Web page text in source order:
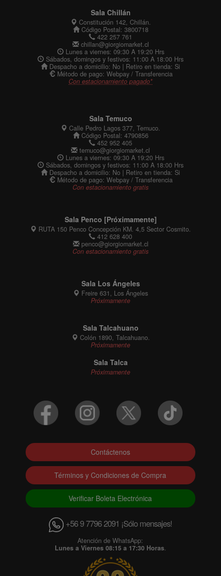
Sala Chillán
Constitución 142, Chillán.
Código Postal: 3800718
422 257 761
chillan@giorgiomarket.cl
Lunes a viernes: 09:30 A 19:20 Hrs
Sábados, domingos y festivos: 11:00 A 18:00 Hrs
Despacho a domicilio: No | Retiro en tienda: Si
Método de pago: Webpay / Transferencia
Con estacionamiento pagado*
Sala Temuco
Calle Pedro Lagos 377, Temuco.
Código Postal: 4790856
452 952 405
temuco@giorgiomarket.cl
Lunes a viernes: 09:30 A 19:20 Hrs
Sábados, domingos y festivos: 11:00 A 18:00 Hrs
Despacho a domicilio: No | Retiro en tienda: Si
Método de pago: Webpay / Transferencia
Con estacionamiento gratis
Sala Penco [Próximamente]
RUTA 150 Penco Concepción KM. 4,5 Sector Cosmito.
412 628 400
penco@giorgiomarket.cl
Con estacionamiento gratis
Sala Los Ángeles
Freire 631, Los Ángeles
Próximamente
Sala Talcahuano
Colón 1890, Talcahuano.
Próximamente
Sala Talca
Próximamente
Contáctenos
Términos y Condiciones de Compra
Verificar Boleta Electrónica
+56 9 7796 2091 ¡Sólo mensajes!
Atención de WhatsApp:
Lunes a Viernes 08:15 a 17:30 Horas.